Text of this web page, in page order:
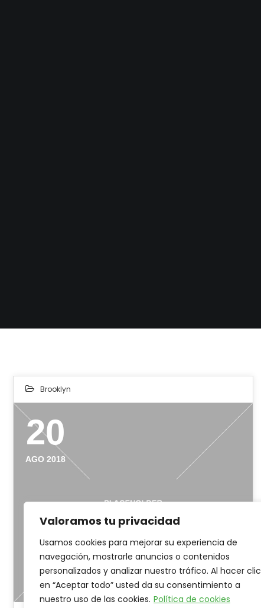
Valoramos tu privacidad
Usamos cookies para mejorar su experiencia de
navegación, mostrarle anuncios o contenidos
personalizados y analizar nuestro tráfico. Al hacer clic
en “Aceptar todo” usted da su consentimiento a
nuestro uso de las cookies. Política de cookies
Brooklyn
20
AGO 2018